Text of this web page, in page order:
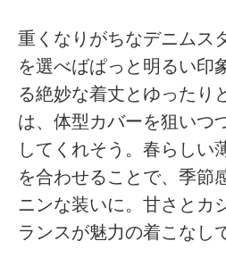
重くなりがちなデニムス
を選べばぱっと明るい印
る絶妙な着丈とゆったり
は、体型カバーを狙いつ
してくれそう。春らしい
を合わせることで、季節
ニンな装いに。甘さとカ
ランスが魅力の着こなし